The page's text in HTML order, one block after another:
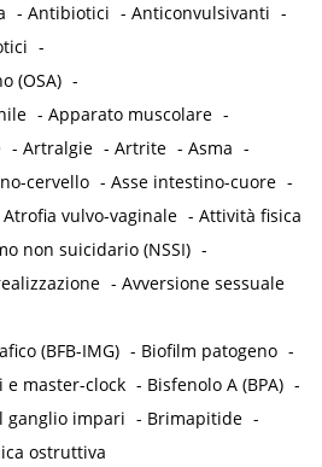
-Antibiotici -Anticonvulsivanti -
-
(OSA) -
-Apparato muscolare -
-Artralgie -Artrite -Asma -
cervello -Asse intestino-cuore -
Atrofia vulvo-vaginale -Attività fisica
non suicidario (NSSI) -
-Avversione sessuale
(BFB-IMG) - Biofilm patogeno -
e master-clock - Bisfenolo A (BPA) -
ganglio impari - Brimapitide -
ostruttiva